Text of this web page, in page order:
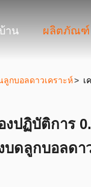
าน ผลิตภัณฑ์
ลูกบอลดาวเคราะห์> เ
ปฏิบัติการ
บดลูกบอลด